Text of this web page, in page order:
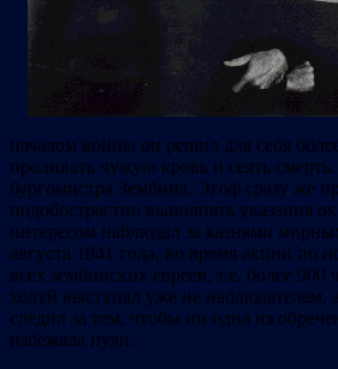
началом войны он решил для себя
проливать чужую кровь и сеять
бургомистра Зембина, Эгоф сразу же
подобострастно выполнять указания
интересом наблюдал за казнями
августа 1941 года, во время акции по
всех зембинских евреев, т.е. более 900
холуй выступал уже не наблюдателем,
следил за тем, чтобы ни одна из
избежала пули.